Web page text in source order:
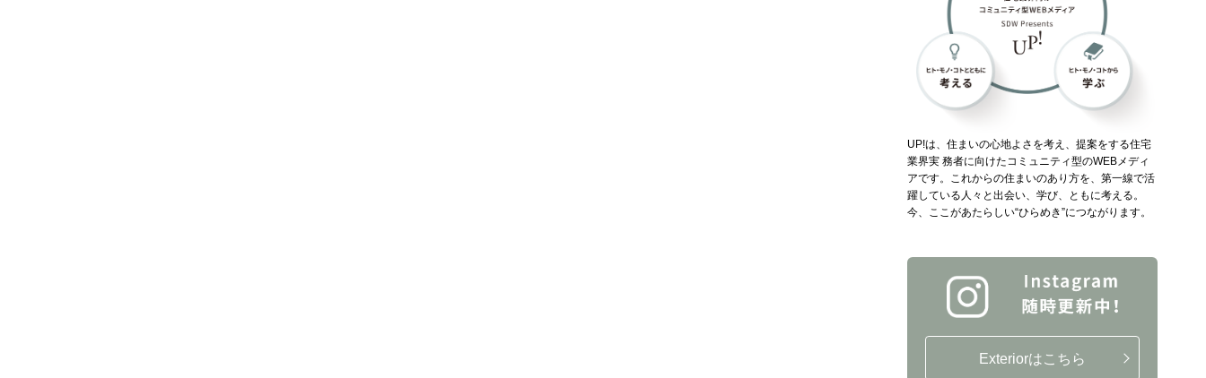
UP!は、住まいの心地よさを考え、提案をする住宅
業界実 務者に向けたコミュニティ型のWEBメディ
アです。これからの住まいのあり方を、第一線で活
躍している人々と出会い、学び、ともに考える。
今、ここがあたらしい“ひらめき”につながります。
Exteriorはこちら